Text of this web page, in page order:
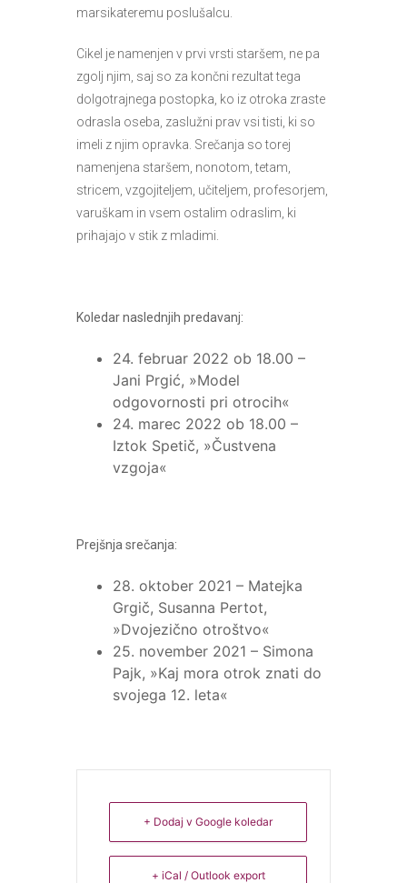
marsikateremu poslušalcu.
Cikel je namenjen v prvi vrsti staršem, ne pa
zgolj njim, saj so za končni rezultat tega
dolgotrajnega postopka, ko iz otroka zraste
odrasla oseba, zaslužni prav vsi tisti, ki so
imeli z njim opravka. Srečanja so torej
namenjena staršem, nonotom, tetam,
stricem, vzgojiteljem, učiteljem, profesorjem,
varuškam in vsem ostalim odraslim, ki
prihajajo v stik z mladimi.
Koledar naslednjih predavanj:
24. februar 2022 ob 18.00 –
Jani Prgić, »Model
odgovornosti pri otrocih«
24. marec 2022 ob 18.00 –
Iztok Spetič, »Čustvena
vzgoja«
Prejšnja srečanja:
28. oktober 2021 – Matejka
Grgič, Susanna Pertot,
»Dvojezično otroštvo«
25. november 2021 – Simona
Pajk, »Kaj mora otrok znati do
svojega 12. leta«
+ Dodaj v Google koledar
+ iCal / Outlook export